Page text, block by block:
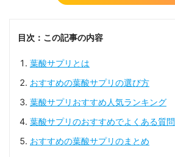
目次：この記事の内容
葉酸サプリとは
おすすめの葉酸サプリの選び方
葉酸サプリおすすめ人気ランキング
葉酸サプリのおすすめでよくある質問
おすすめの葉酸サプリのまとめ